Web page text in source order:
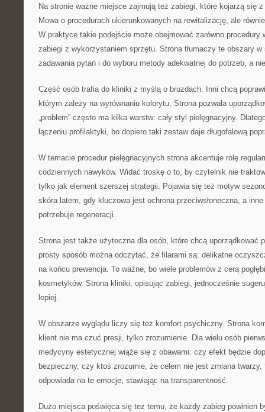
Na stronie ważne miejsce zajmują też zabiegi, które kojarzą się
Mowa o procedurach ukierunkowanych na rewitalizację, ale
W praktyce takie podejście może obejmować zarówno
zabiegi z wykorzystaniem sprzętu. Strona tłumaczy te obszary
zadawania pytań i do wyboru metody adekwatnej do potrzeb, a
Część osób trafia do kliniki z myślą o bruzdach. Inni chcą
którym zależy na wyrównaniu kolorytu. Strona pozwala
„problem” często ma kilka warstw: cały styl pielęgnacyjny.
łączeniu profilaktyki, bo dopiero taki zestaw daje długofalową
W temacie procedur pielęgnacyjnych strona akcentuje rolę
codziennych nawyków. Widać troskę o to, by czytelnik nie
tylko jak element szerszej strategii. Pojawia się też motyw
skóra latem, gdy kluczowa jest ochrona przeciwsłoneczna, a
potrzebuje regeneracji.
Strona jest także użyteczna dla osób, które chcą uporządkować
prosty sposób można odczytać, że filarami są: delikatne
na końcu prewencja. To ważne, bo wiele problemów z cerą
kosmetyków. Strona kliniki, opisując zabiegi, jednocześnie
lepiej.
W obszarze wyglądu liczy się też komfort psychiczny. Strona
klient nie ma czuć presji, tylko zrozumienie. Dla wielu osób
medycyny estetycznej wiąże się z obawami: czy efekt będzie
bezpieczny, czy ktoś zrozumie, że celem nie jest zmiana
odpowiada na te emocje, stawiając na transparentność.
Dużo miejsca poświęca się też temu, że każdy zabieg powinien